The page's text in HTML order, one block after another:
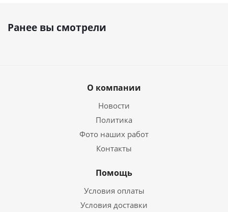
Ранее вы смотрели
О компании
Новости
Политика
Фото наших работ
Контакты
Помощь
Условия оплаты
Условия доставки